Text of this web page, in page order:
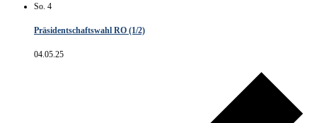
So. 4
Präsidentschaftswahl RO (1/2)
04.05.25